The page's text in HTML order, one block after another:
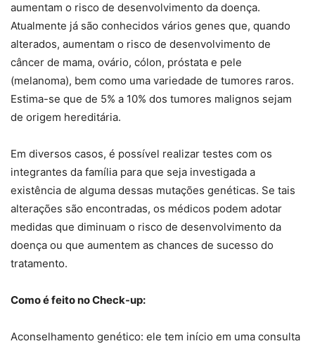
aumentam o risco de desenvolvimento da doença.
Atualmente já são conhecidos vários genes que, quando
alterados, aumentam o risco de desenvolvimento de
câncer de mama, ovário, cólon, próstata e pele
(melanoma), bem como uma variedade de tumores raros.
Estima-se que de 5% a 10% dos tumores malignos sejam
de origem hereditária.
Em diversos casos, é possível realizar testes com os
integrantes da família para que seja investigada a
existência de alguma dessas mutações genéticas. Se tais
alterações são encontradas, os médicos podem adotar
medidas que diminuam o risco de desenvolvimento da
doença ou que aumentem as chances de sucesso do
tratamento.
Como é feito no Check-up:
Aconselhamento genético: ele tem início em uma consulta